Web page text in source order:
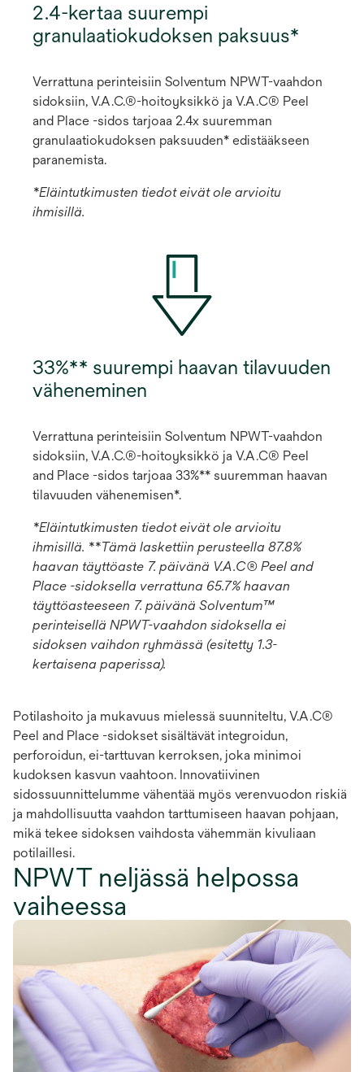
2.4-kertaa suurempi
granulaatiokudoksen paksuus*
Verrattuna perinteisiin Solventum NPWT-vaahdon
sidoksiin, V.A.C.®-hoitoyksikkö ja V.A.C® Peel
and Place -sidos tarjoaa 2.4x suuremman
granulaatiokudoksen paksuuden* edistääkseen
paranemista.
*Eläintutkimusten tiedot eivät ole arvioitu
ihmisillä.
33%** suurempi haavan tilavuuden
väheneminen
Verrattuna perinteisiin Solventum NPWT-vaahdon
sidoksiin, V.A.C.®-hoitoyksikkö ja V.A.C® Peel
and Place -sidos tarjoaa 33%** suuremman haavan
tilavuuden vähenemisen*.
*Eläintutkimusten tiedot eivät ole arvioitu
ihmisillä. **Tämä laskettiin perusteella 87.8%
haavan täyttöaste 7. päivänä V.A.C® Peel and
Place -sidoksella verrattuna 65.7% haavan
täyttöasteeseen 7. päivänä Solventum™
perinteisellä NPWT-vaahdon sidoksella ei
sidoksen vaihdon ryhmässä (esitetty 1.3-
kertaisena paperissa).
Potilashoito ja mukavuus mielessä suunniteltu, V.A.C®
Peel and Place -sidokset sisältävät integroidun,
perforoidun, ei-tarttuvan kerroksen, joka minimoi
kudoksen kasvun vaahtoon. Innovatiivinen
sidossuunnittelumme vähentää myös verenvuodon riskiä
ja mahdollisuutta vaahdon tarttumiseen haavan pohjaan,
mikä tekee sidoksen vaihdosta vähemmän kivuliaan
potilaillesi.
NPWT neljässä helpossa
vaiheessa